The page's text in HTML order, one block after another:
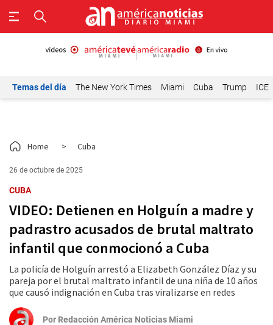
Temas del día The New York Times Miami Cuba Trump ICE
Home > Cuba
26 de octubre de 2025
CUBA
VIDEO: Detienen en Holguín a madre y
padrastro acusados de brutal maltrato
infantil que conmocionó a Cuba
La policía de Holguín arrestó a Elizabeth González Díaz y su
pareja por el brutal maltrato infantil de una niña de 10 años
que causó indignación en Cuba tras viralizarse en redes
Por Redacción América Noticias Miami